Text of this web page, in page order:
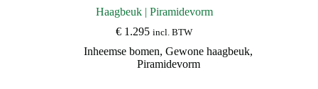
Haagbeuk | Piramidevorm
€ 1.295 incl. BTW
Inheemse bomen,Gewone haagbeuk,
Piramidevorm